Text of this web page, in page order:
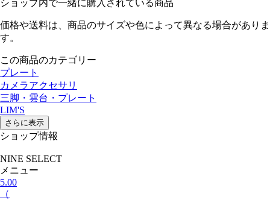
ショップ内で一緒に購入されている商品
価格や送料は、商品のサイズや色によって異なる場合がありま
す。
この商品のカテゴリー
プレート
カメラアクセサリ
三脚・雲台・プレート
LIM'S
さらに表示
ショップ情報
NINE SELECT
メニュー
5.00
（